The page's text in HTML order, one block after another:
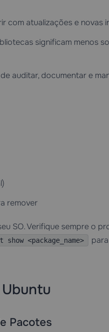
atualizações e novas
significam menos
auditar, documentar e
remover
SO. Verifique sempre o
show <package_name>
Pacotes